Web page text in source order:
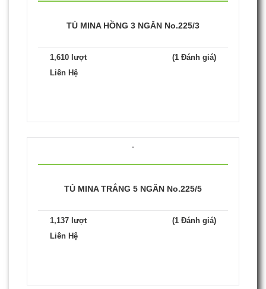
TỦ MINA HỒNG 3 NGĂN No.225/3
1,610 lượt
(1 Đánh giá)
Liên Hệ
TỦ MINA TRẮNG 5 NGĂN No.225/5
1,137 lượt
(1 Đánh giá)
Liên Hệ